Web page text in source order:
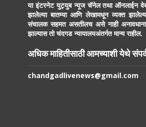
या इंटरनेट युट्युब न्यूज चॅनेल तथा ऑनलाईन वेब
झालेल्या बातम्या आणि लेखामधून व्यक्त
संचालक सहमत असतीलच असे नाही अनावधानाने
झाल्यास तो चंदगड न्यायालयअंतर्गत मान्य राहील.
अधिक माहितीसाठी आमच्याशी येथे
chandgadlivenews@gmail.com